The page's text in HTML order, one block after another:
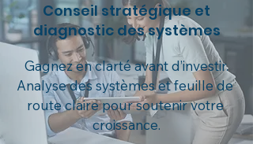
Conseil stratégique et
diagnostic des systèmes
Gagnez en clarté avant d’investir.
Analyse des systèmes et feuille de
route claire pour soutenir votre
croissance.